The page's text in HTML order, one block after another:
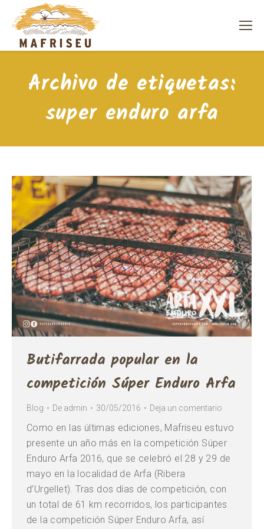
Archivo de etiquetas:
super enduro arfa
Butifarrada popular en la
competición Súper Enduro Arfa
Blog De admin 30/05/2016 Deja un comentario
Como en las últimas ediciones, Mafriseu estuvo
presente un año más en la competición Súper
Enduro Arfa 2016, que se celebró el 28 y 29 de
mayo en la localidad de Arfa (Ribera
d’Urgellet). Tras dos días de competición, con
un total de 61 km recorridos, los participantes
de la competición Súper Enduro Arfa, así